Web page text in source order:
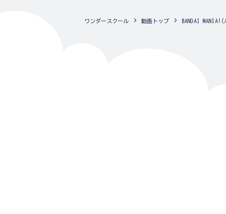
ワンダースクール 動画トップ BANDAI